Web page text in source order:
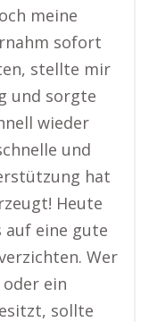
meine
sofort
stellte mir
und sorgte
wieder
und
hat
Heute
auf eine gute
Wer
ein
sollte